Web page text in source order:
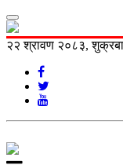
२२ श्रावण २०८३,